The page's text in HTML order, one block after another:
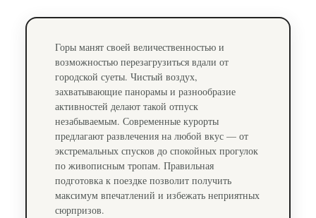
Горы манят своей величественностью и
возможностью перезагрузиться вдали от
городской суеты. Чистый воздух,
захватывающие панорамы и разнообразие
активностей делают такой отпуск
незабываемым. Современные курорты
предлагают развлечения на любой вкус — от
экстремальных спусков до спокойных прогулок
по живописным тропам. Правильная
подготовка к поездке позволит получить
максимум впечатлений и избежать неприятных
сюрпризов.